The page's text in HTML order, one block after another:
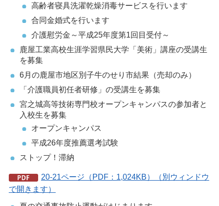
高齢者寝具洗濯乾燥消毒サービスを行います
合同金婚式を行います
介護慰労金～平成25年度第1回目受付～
鹿屋工業高校生涯学習県民大学「美術」講座の受講生
を募集
6月の鹿屋市地区別子牛のせり市結果（売却のみ）
「介護職員初任者研修」の受講生を募集
宮之城高等技術専門校オープンキャンパスの参加者と
入校生を募集
オープンキャンパス
平成26年度推薦選考試験
ストップ！滞納
20-21ページ（PDF：1,024KB）（別ウィンドウ
で開きます）